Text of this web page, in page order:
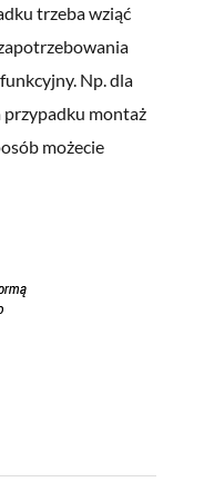
trzeba wziąć
Np. dla
przypadku montaż
możecie